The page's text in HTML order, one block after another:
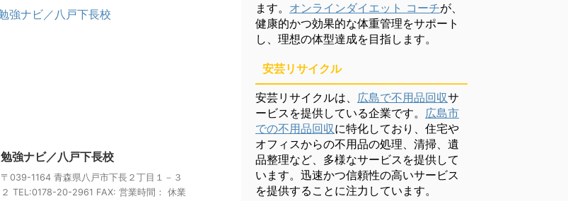
勉強ナビ／八戸下長校
〒039-1164 青森県八戸市下長２丁目１－３
２ TEL:0178-20-2961 FAX: 営業時間： 休業
ます。 オンラインダイエット コーチが、
健康的かつ効果的な体重管理をサポート
し、理想の体型達成を目指します。
安芸リサイクル
安芸リサイクルは、 広島で不用品回収サ
ービスを提供している企業です。 広島市
での不用品回収に特化しており、住宅や
オフィスからの不用品の処理、清掃、遺
品整理など、多様なサービスを提供して
います。迅速かつ信頼性の高いサービス
を提供することに注力しています。